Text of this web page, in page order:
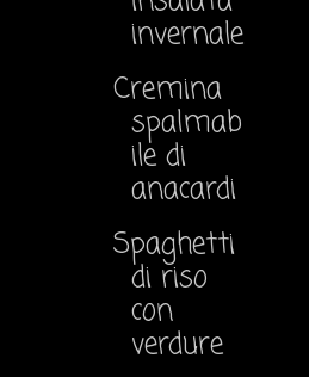
invernale
Cremina
spalmab
ile di
anacardi
Spaghetti
di riso
con
verdure